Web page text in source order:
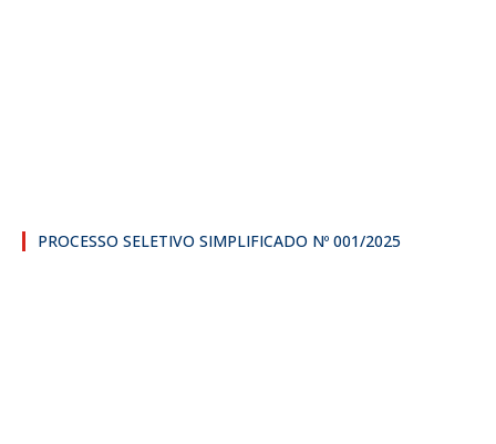
PROCESSO SELETIVO SIMPLIFICADO Nº 001/2025